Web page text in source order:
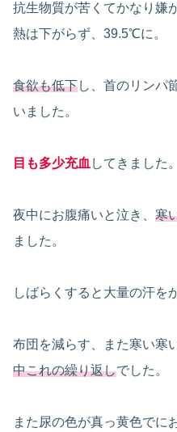
抗生物質が苦くてかなり嫌
熱は下がらず、39.5℃に。
食欲も低下し、首のリンパ
いました。
目も多少充血 してきました。
夜中にお腹痛いと泣き、 寒
ました。
しばらくすると大量の汗を
布団を減らす、また寒い寒
中これの繰り返しでした。
また尿の色が真っ黄色でに